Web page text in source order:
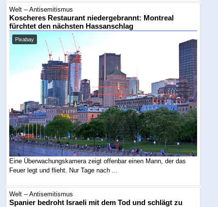
Welt -- Antisemitismus
Koscheres Restaurant niedergebrannt: Montreal
fürchtet den nächsten Hassanschlag
Pixabay
Eine Überwachungskamera zeigt offenbar einen Mann, der das
Feuer legt und flieht. Nur Tage nach ...
Welt -- Antisemitismus
Spanier bedroht Israeli mit dem Tod und schlägt zu